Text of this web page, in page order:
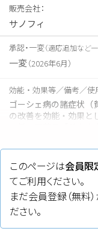
販売会社：
サノフィ
承認・一変（適応追加など
一変（2026年6月）
効能・効果等／備考／使
ゴーシェ病の諸症状（
の改善を効能・効果と
タグ：
GD、経口
一般名／一般的名称：
エリグルスタット酒
このページは会員限
てご利用ください。
まだ会員登録（無料
ださい。